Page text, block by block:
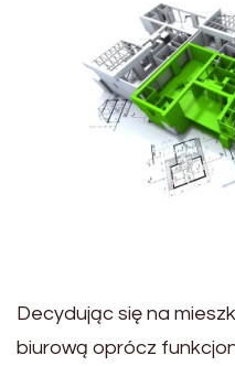
Decydując się na
biurową oprócz